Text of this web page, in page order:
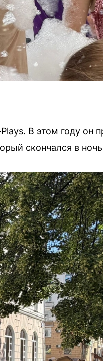
В этом году он
скончался в